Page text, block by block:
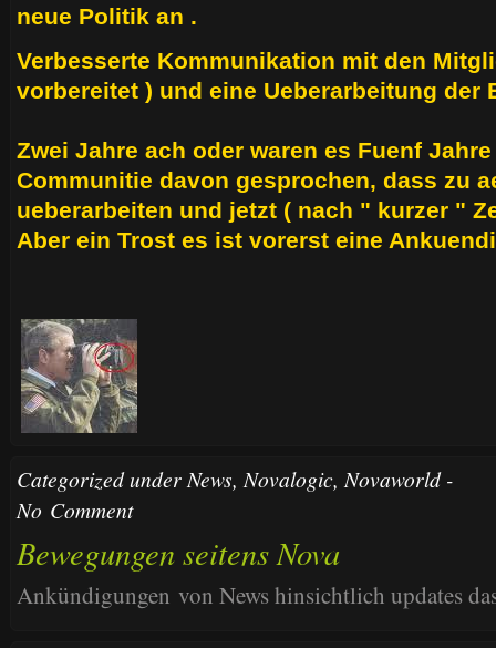
neue Politik an .
Verbesserte Kommunikation mit den
vorbereitet ) und eine Ueberarbeitung der
Zwei Jahre ach oder waren es Fuenf
Communitie davon gesprochen, dass zu
ueberarbeiten und jetzt ( nach " kurzer "
Aber ein Trost es ist vorerst eine
Categorized under News, Novalogic, Novaworld-
No Comment
Bewegungen seitens Nova
Ankündigungen von News hinsichtlich updates